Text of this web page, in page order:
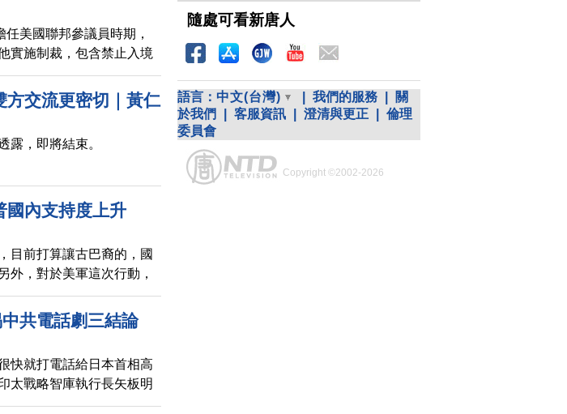
美國聯邦參議員時期，
實施制裁，包含禁止入境
統，登上專機，將首次訪
方交流更密切｜黃仁
約？｜蘋果重大調
2026超級獨角獸
露，即將結束。
國內支持度上升
目前打算讓古巴裔的，國
外，對於美軍這次行動，
小幅度上升。
共電話劇三結論
快就打電話給日本首相高
太戰略智庫執行長矢板明
但結果是，完全沒奏效，
隨處可看新唐人
語言： 中文(台灣) 我們的服務
關
於我們
客服資訊 澄清與更正
倫理
委員會
Copyright ©2002-2026